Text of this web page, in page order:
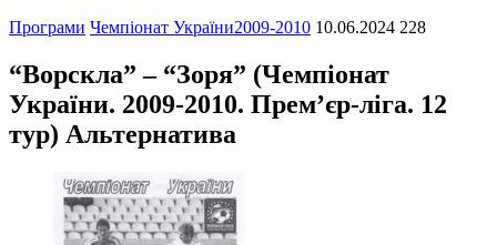
Програми Чемпіонат України2009-2010 10.06.2024 228
“Ворскла” – “Зоря” (Чемпіонат
України. 2009-2010. Прем’єр-ліга. 12
тур) Альтернатива